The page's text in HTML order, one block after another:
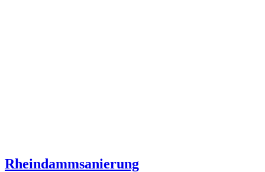
Rheindamm­sanierung